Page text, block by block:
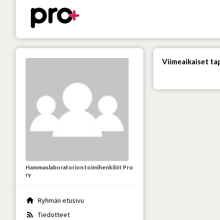
Viimeaikaiset
Hammaslaboratorion toimihenkilöt Pro
ry
home Ryhmän etusivu
rss_feed Tiedotteet